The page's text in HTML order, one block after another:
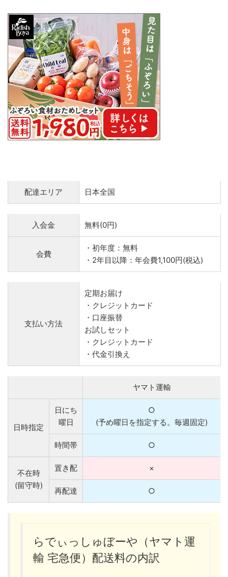
配達エリア 日本全国
入会金 無料(0円)
会費
・初年度：無料
・2年目以降：年会費1,100円(税込)
支払い方法
定期お届け
・クレジットカード
・口座振替
お試しセット
・クレジットカード
・代金引換え
ヤマト運輸
日時指定
日にち
曜日
○
(予め曜日を指定する。毎週固定)
時間帯 ○
不在時
(留守時)
置き配 ×
再配達 ○
らでぃっしゅぼーや（ヤマト運
輸 宅急便）配送料の内訳